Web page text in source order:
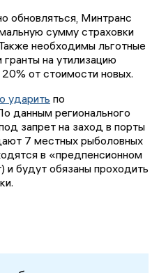
обновляться, Минтранс
сумму страховки
необходимы льготные
на утилизацию
от стоимости новых.
ударить по
данным регионального
запрет на заход в порты
7 местных рыболовных
в «предпенсионном
будут обязаны проходить